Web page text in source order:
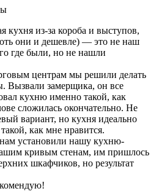
кухня из-за короба и выступов,
они и дешевле) — это не наш
где были, но не нашли
центрам мы решили делать
Вызвали замерщика, он все
кухню именно такой, как
сложилась окончательно. Не
вариант, но кухня идеально
как мне нравится.
установили нашу кухню-
кривым стенам, им пришлось
шкафчиков, но результат